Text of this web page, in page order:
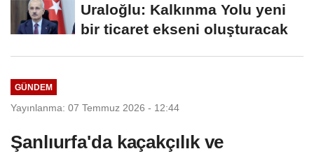
Uraloğlu: Kalkınma Yolu yeni
bir ticaret ekseni oluşturacak
GÜNDEM
Yayınlanma: 07 Temmuz 2026 - 12:44
Şanlıurfa'da kaçakçılık ve